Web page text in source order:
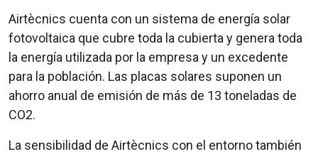
Airtècnics cuenta con un sistema de energía solar
fotovoltaica que cubre toda la cubierta y genera toda
la energía utilizada por la empresa y un excedente
para la población. Las placas solares suponen un
ahorro anual de emisión de más de 13 toneladas de
CO2.
La sensibilidad de Airtècnics con el entorno también